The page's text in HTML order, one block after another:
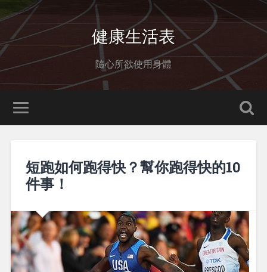
健康生活表
隨心所欲使用身體
短跑如何跑得快？幫你跑得快的10
件事！